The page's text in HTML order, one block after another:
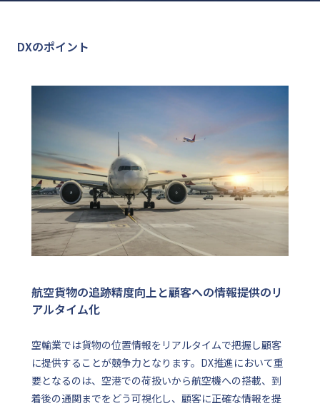
DXのポイント
航空貨物の追跡精度向上と顧客への情報提供のリ
アルタイム化
空輸業では貨物の位置情報をリアルタイムで把握し顧客
に提供することが競争力となります。DX推進において重
要となるのは、空港での荷扱いから航空機への搭載、到
着後の通関までをどう可視化し、顧客に正確な情報を提